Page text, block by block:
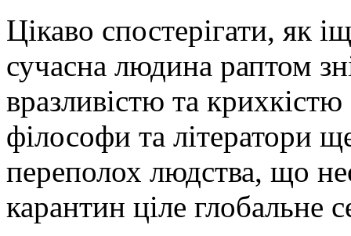
Цікаво спостерігати, як
сучасна людина раптом
вразливістю та
філософи та літератори
переполох людства, що
карантин ціле глобальне